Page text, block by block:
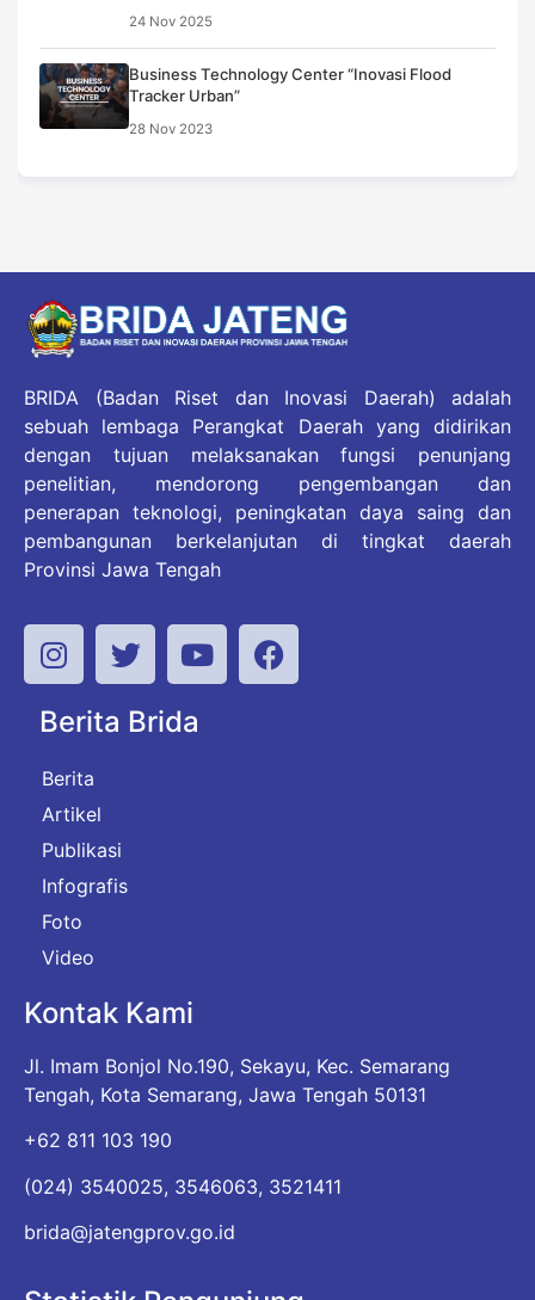
24 Nov 2025
Business Technology Center “Inovasi Flood
Tracker Urban”
28 Nov 2023
BRIDA (Badan Riset dan Inovasi Daerah) adalah
sebuah lembaga Perangkat Daerah yang didirikan
dengan tujuan melaksanakan fungsi penunjang
penelitian, mendorong pengembangan dan
penerapan teknologi, peningkatan daya saing dan
pembangunan berkelanjutan di tingkat daerah
Provinsi Jawa Tengah
Berita Brida
Berita
Artikel
Publikasi
Infografis
Foto
Video
Kontak Kami
Jl. Imam Bonjol No.190, Sekayu, Kec. Semarang
Tengah, Kota Semarang, Jawa Tengah 50131
+62 811 103 190
(024) 3540025, 3546063, 3521411
brida@jatengprov.go.id